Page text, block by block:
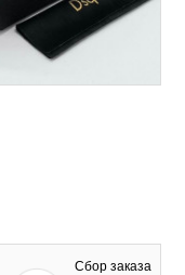
Сбор заказа